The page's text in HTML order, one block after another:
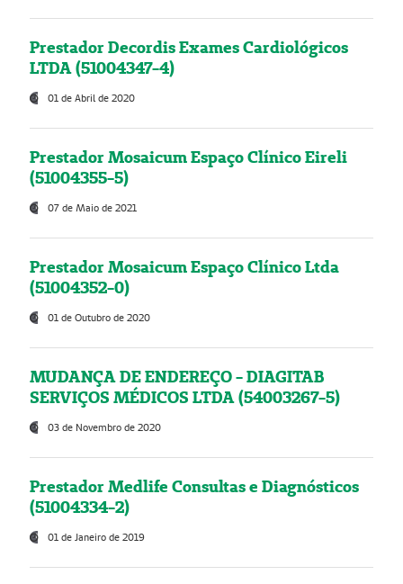
Prestador Decordis Exames Cardiológicos
LTDA (51004347-4)
01 de Abril de 2020
Prestador Mosaicum Espaço Clínico Eireli
(51004355-5)
07 de Maio de 2021
Prestador Mosaicum Espaço Clínico Ltda
(51004352-0)
01 de Outubro de 2020
MUDANÇA DE ENDEREÇO - DIAGITAB
SERVIÇOS MÉDICOS LTDA (54003267-5)
03 de Novembro de 2020
Prestador Medlife Consultas e Diagnósticos
(51004334-2)
01 de Janeiro de 2019